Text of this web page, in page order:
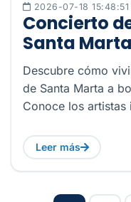
2026-07-18 15:48:51
Concierto
Santa
Serenata
lujo
Descubre cómo
de Santa Marta a
Conoce los
Leer más